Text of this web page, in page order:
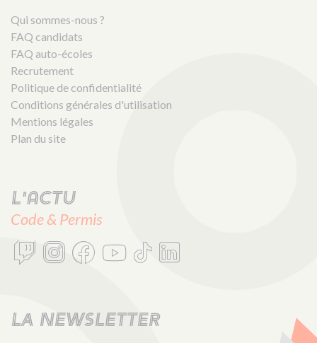
Qui sommes-nous ?
FAQ candidats
FAQ auto-écoles
Recrutement
Politique de confidentialité
Conditions générales d'utilisation
Mentions légales
Plan du site
L'actu
Code & Permis
LA NEWSLETTER